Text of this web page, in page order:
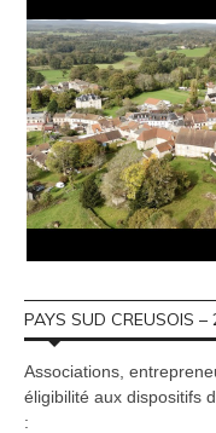
PAYS SUD CREUSOIS
Associations,
éligibilité aux dispositifs
: